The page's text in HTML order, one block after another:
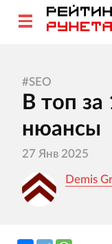
#SEO
В топ за
нюансы
27 Янв 2025
Demis